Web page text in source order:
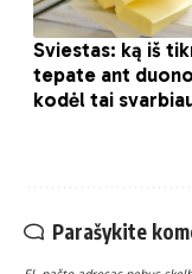
Parašykite